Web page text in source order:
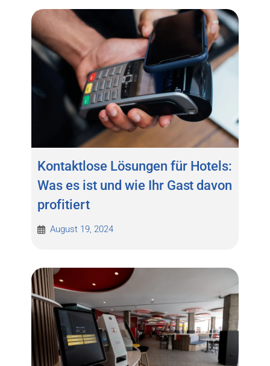
Kontaktlose Lösungen für Hotels:
Was es ist und wie Ihr Gast davon
profitiert
August 19, 2024